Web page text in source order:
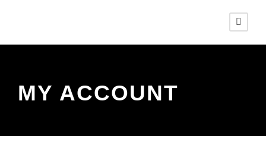
MY ACCOUNT